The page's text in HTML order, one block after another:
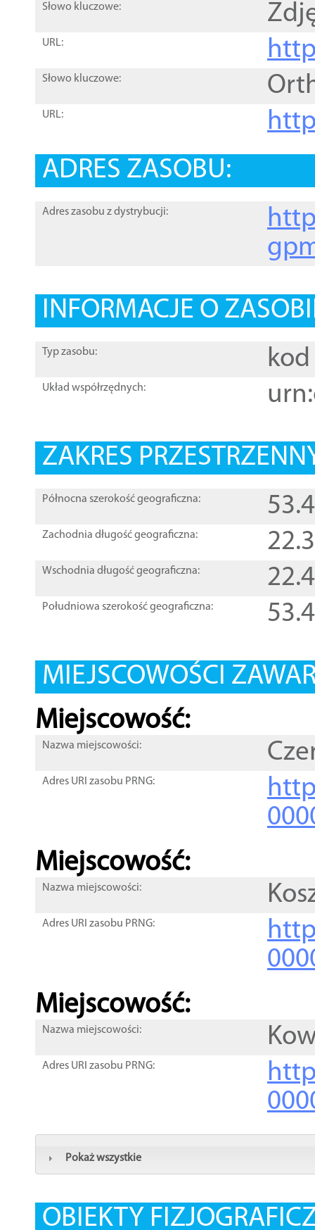
Słowo kluczowe:
URL:
Słowo kluczowe:
URL:
ADRES ZASOBU:
Adres zasobu z dystrybucji:
INFORMACJE O
Typ zasobu: kod
Układ współrzędnych:
ZAKRES
Północna szerokość geograficzna:
Zachodnia długość geograficzna:
Wschodnia długość geograficzna:
Południowa szerokość geograficzna:
MIEJSCOWOŚCI
Miejscowość:
Nazwa miejscowości:
Adres URI zasobu PRNG:
Miejscowość:
Nazwa miejscowości:
Adres URI zasobu PRNG:
Miejscowość:
Nazwa miejscowości:
Adres URI zasobu PRNG:
Pokaż wszystkie
OBIEKTY